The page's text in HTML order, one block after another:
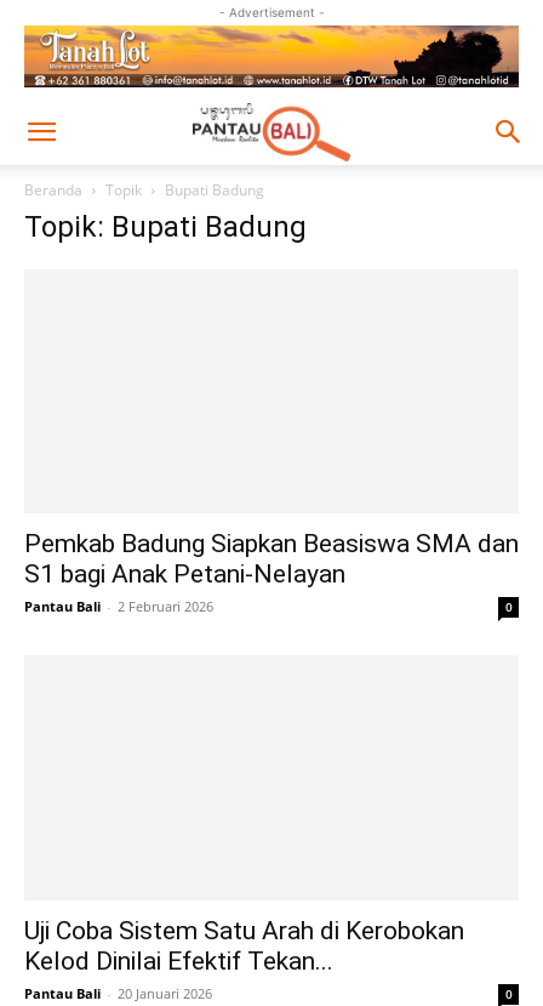
- Advertisement -
Beranda Topik Bupati Badung
Topik: Bupati Badung
Pemkab Badung Siapkan Beasiswa SMA dan
S1 bagi Anak Petani-Nelayan
Pantau Bali - 2 Februari 2026 0
Uji Coba Sistem Satu Arah di Kerobokan
Kelod Dinilai Efektif Tekan...
Pantau Bali - 20 Januari 2026 0